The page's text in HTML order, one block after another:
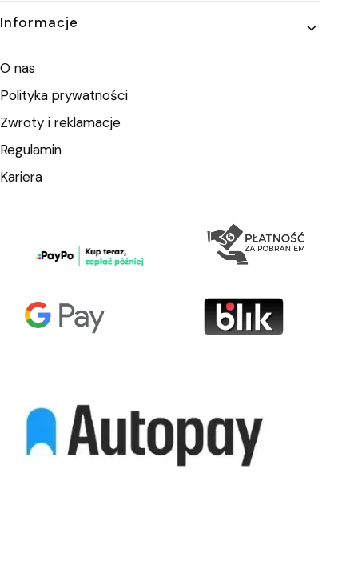
Informacje
O nas
Polityka prywatności
Zwroty i reklamacje
Regulamin
Kariera